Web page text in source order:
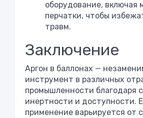
оборудование, включая
перчатки, чтобы
травм.
Заключение
Аргон в баллонах —
инструмент в различных
промышленности благодаря
инертности и доступности.
применение варьируется от